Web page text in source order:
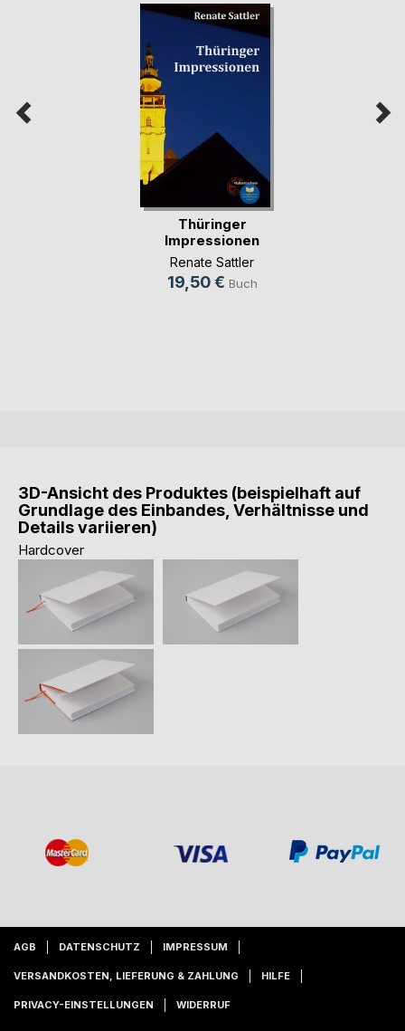
Thüringer
Impressionen
Renate Sattler
19,50 € Buch
3D-Ansicht des Produktes (beispielhaft auf
Grundlage des Einbandes, Verhältnisse und
Details variieren)
Hardcover
AGB DATENSCHUTZ IMPRESSUM
VERSANDKOSTEN, LIEFERUNG & ZAHLUNG HILFE
PRIVACY-EINSTELLUNGEN WIDERRUF